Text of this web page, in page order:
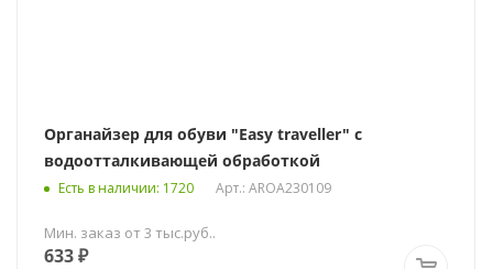
Органайзер для обуви "Easy traveller" с
водоотталкивающей обработкой
Есть в наличии: 1720 Арт.: AROA230109
Мин. заказ от 3 тыс.руб..
633₽